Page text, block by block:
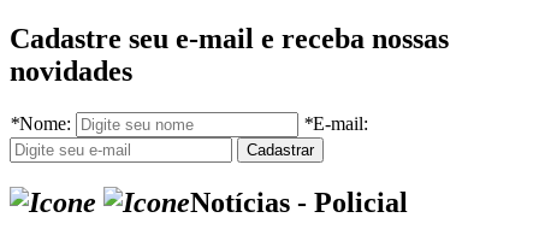
Cadastre seu e-mail e receba nossas
novidades
*Nome: *E-mail:
Notícias - Policial